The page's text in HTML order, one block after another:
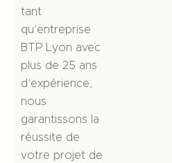
tant
qu’entreprise
BTP Lyon avec
plus de 25 ans
d’expérience,
nous
garantissons la
réussite de
votre projet de